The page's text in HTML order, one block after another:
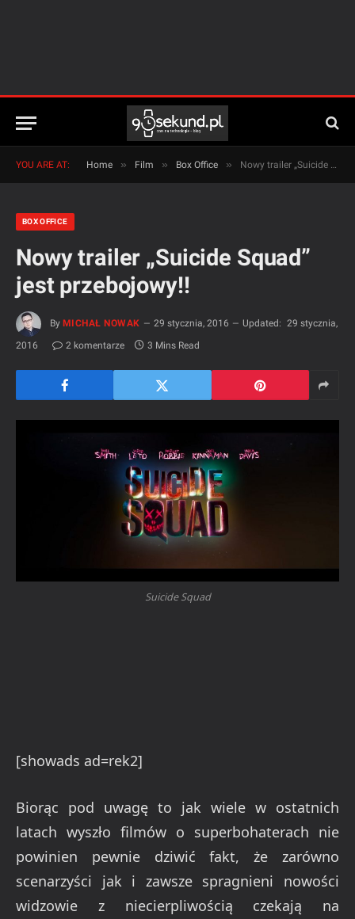
YOU ARE AT: Home » Film » Box Office » Nowy trailer „Suicide Squad” jest przebojowy!!
BOX OFFICE
Nowy trailer „Suicide Squad”
jest przebojowy!!
By MICHAŁ NOWAK 29 stycznia, 2016 Updated: 29 stycznia,
2016
2 komentarze 3 Mins Read
Suicide Squad
[showads ad=rek2]
Biorąc pod uwagę to jak wiele w ostatnich
latach wyszło filmów o superbohaterach nie
powinien pewnie dziwić fakt, że zarówno
scenarzyści jak i zawsze spragnieni nowości
widzowie z niecierpliwością czekają na